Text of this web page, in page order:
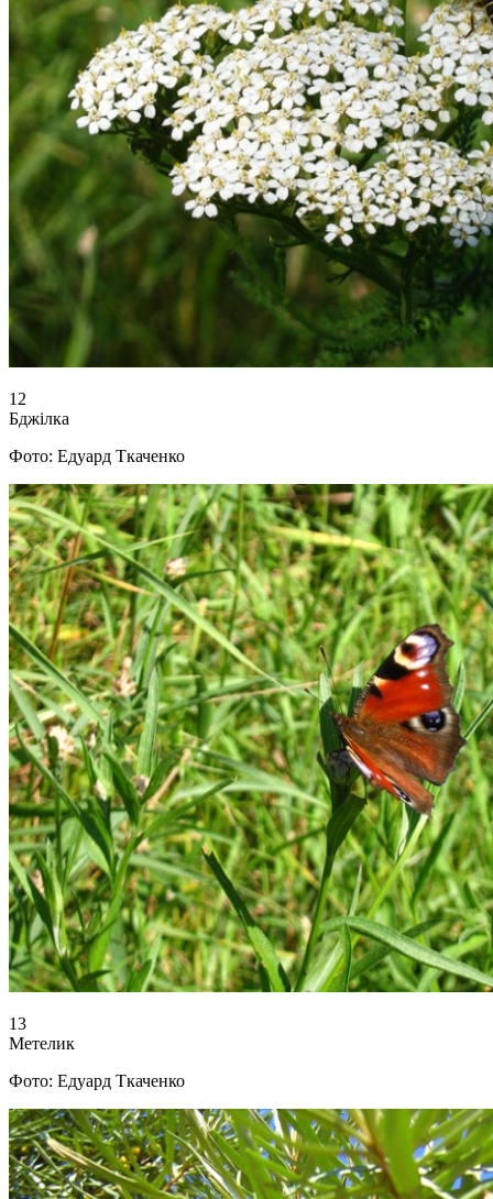
12
Бджілка
Фото: Едуард Ткаченко
13
Метелик
Фото: Едуард Ткаченко